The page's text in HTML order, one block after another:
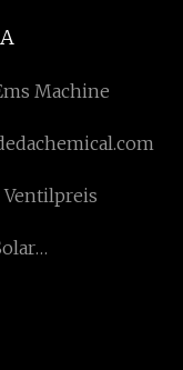
Machine
Ventilpreis